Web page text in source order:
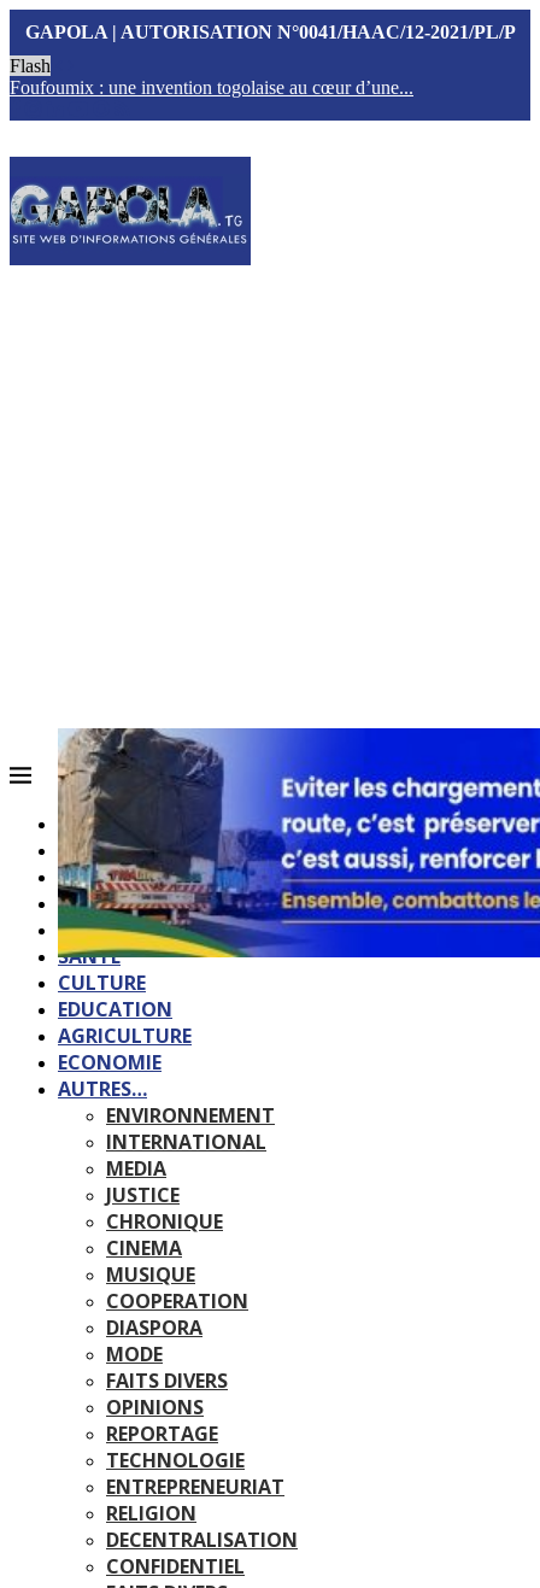
GAPOLA | AUTORISATION N°0041/HAAC/12-2021/PL/P
Flash
Foufoumix : une invention togolaise au cœur d’une...
ACCUEIL
QUI SOMMES-NOUS?
POLITIQUE
SOCIETE
SPORTS
SANTE
CULTURE
EDUCATION
AGRICULTURE
ECONOMIE
AUTRES…
ENVIRONNEMENT
INTERNATIONAL
MEDIA
JUSTICE
CHRONIQUE
CINEMA
MUSIQUE
COOPERATION
DIASPORA
MODE
FAITS DIVERS
OPINIONS
REPORTAGE
TECHNOLOGIE
ENTREPRENEURIAT
RELIGION
DECENTRALISATION
CONFIDENTIEL